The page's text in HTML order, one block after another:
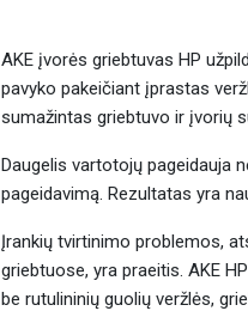
AKE įvorės griebtuvas HP
pavyko pakeičiant įprastas
sumažintas griebtuvo ir įvorių
Daugelis vartotojų pageidauja
pageidavimą. Rezultatas yra
Įrankių tvirtinimo problemos,
griebtuose, yra praeitis. AKE
be rutulininių guolių veržlės,